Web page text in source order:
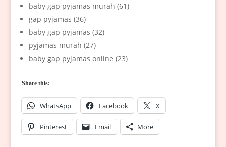
baby gap pyjamas murah (61)
gap pyjamas (36)
baby gap pyjamas (32)
pyjamas murah (27)
baby gap pyjamas online (23)
Share this:
WhatsApp Facebook X
Pinterest Email More